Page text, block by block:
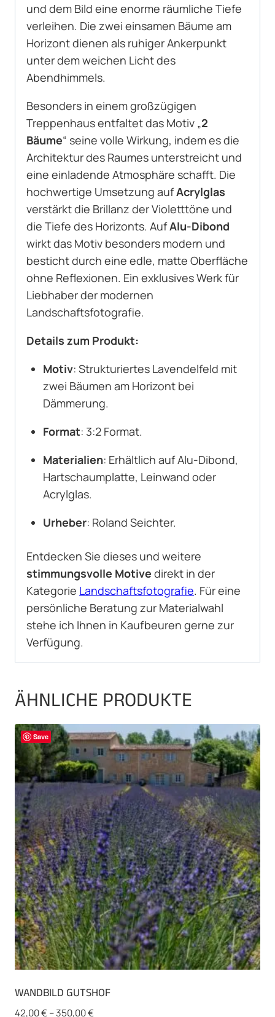
und dem Bild eine enorme räumliche Tiefe
verleihen. Die zwei einsamen Bäume am
Horizont dienen als ruhiger Ankerpunkt
unter dem weichen Licht des
Abendhimmels.
Besonders in einem großzügigen
Treppenhaus entfaltet das Motiv „2
Bäume“ seine volle Wirkung, indem es die
Architektur des Raumes unterstreicht und
eine einladende Atmosphäre schafft. Die
hochwertige Umsetzung aufAcrylglas
verstärkt die Brillanz der Violetttöne und
die Tiefe des Horizonts. AufAlu-Dibond
wirkt das Motiv besonders modern und
besticht durch eine edle, matte Oberfläche
ohne Reflexionen. Ein exklusives Werk für
Liebhaber der modernen
Landschaftsfotografie.
Details zum Produkt:
Motiv: Strukturiertes Lavendelfeld mit
zwei Bäumen am Horizont bei
Dämmerung.
Format: 3:2 Format.
Materialien: Erhältlich auf Alu-Dibond,
Hartschaumplatte, Leinwand oder
Acrylglas.
Urheber: Roland Seichter.
Entdecken Sie dieses und weitere
stimmungsvolle Motive direkt in der
Kategorie Landschaftsfotografie. Für eine
persönliche Beratung zur Materialwahl
stehe ich Ihnen in Kaufbeuren gerne zur
Verfügung.
ÄHNLICHE PRODUKTE
Save
WANDBILD GUTSHOF
42,00€–350,00€